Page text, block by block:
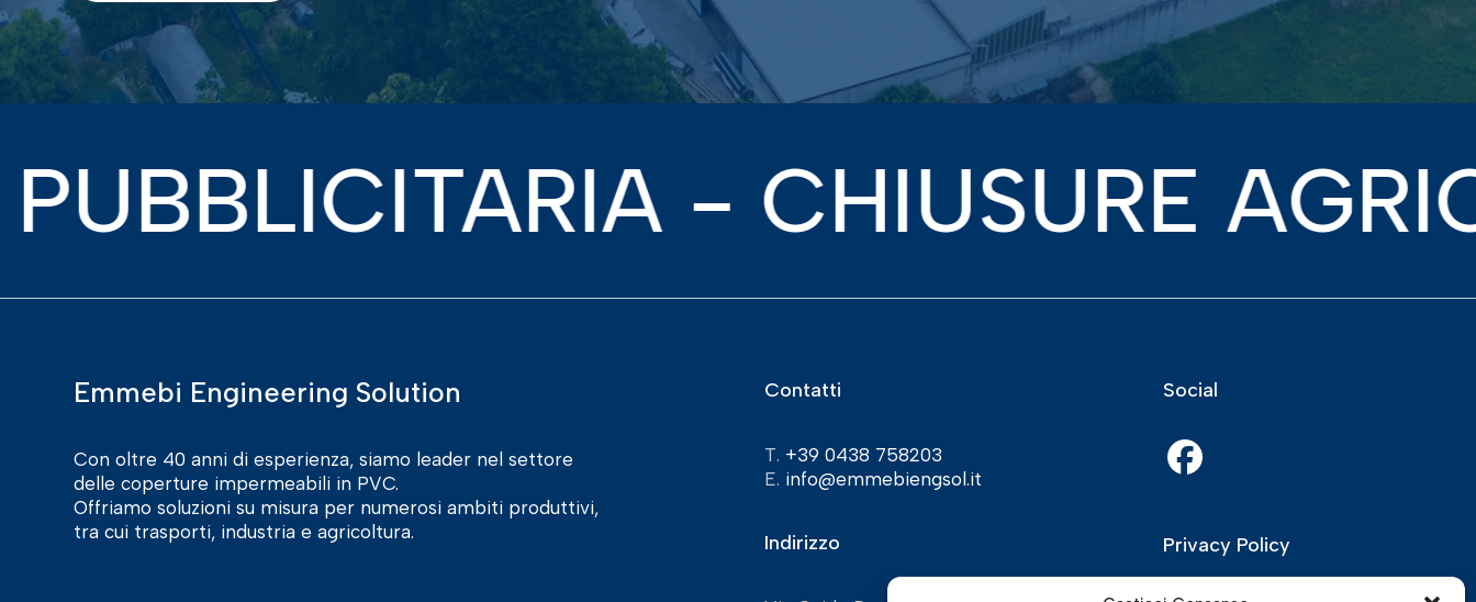
- CHIUSURE
Emmebi Engineering Solution
Con oltre 40 anni di esperienza, siamo leader nel settore
delle coperture impermeabili in PVC.
Offriamo soluzioni su misura per numerosi ambiti produttivi,
tra cui trasporti, industria e agricoltura.
Contatti
T. +39 0438 758203
E. info@emmebiengsol.it
Indirizzo
Social
Privacy Policy